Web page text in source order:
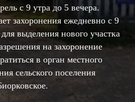
с 9 утра до 5 вечера.
захоронения ежедневно с 9
выделения нового участка
на захоронение
в орган местного
сельского поселения